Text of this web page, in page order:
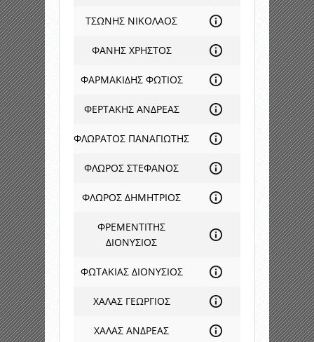
ΤΣΩΝΗΣ ΝΙΚΟΛΑΟΣ
ΦΑΝΗΣ ΧΡΗΣΤΟΣ
ΦΑΡΜΑΚΙΔΗΣ ΦΩΤΙΟΣ
ΦΕΡΤΑΚΗΣ ΑΝΔΡΕΑΣ
ΦΛΩΡΑΤΟΣ ΠΑΝΑΓΙΩΤΗΣ
ΦΛΩΡΟΣ ΣΤΕΦΑΝΟΣ
ΦΛΩΡΟΣ ΔΗΜΗΤΡΙΟΣ
ΦΡΕΜΕΝΤΙΤΗΣ
ΔΙΟΝΥΣΙΟΣ
ΦΩΤΑΚΙΑΣ ΔΙΟΝΥΣΙΟΣ
ΧΑΛΑΣ ΓΕΩΡΓΙΟΣ
ΧΑΛΑΣ ΑΝΔΡΕΑΣ